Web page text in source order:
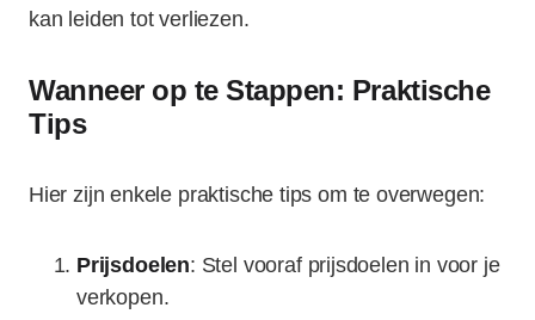
kan leiden tot verliezen.
Wanneer op te Stappen: Praktische
Tips
Hier zijn enkele praktische tips om te overwegen:
Prijsdoelen: Stel vooraf prijsdoelen in voor je
verkopen.